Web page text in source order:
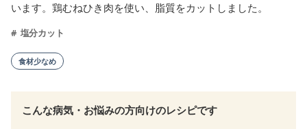
います。鶏むねひき肉を使い、脂質をカットしました。
塩分カット
食材少なめ
こんな病気・お悩みの方向けのレシピです